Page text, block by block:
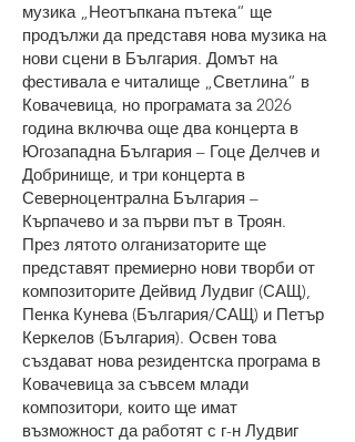
музика „Неотъпкана пътека“ ще
продължи да представя нова музика на
нови сцени в България. Домът на
фестивала е читалище „Светлина“ в
Ковачевица, но програмата за 2026
година включва още два концерта в
Югозападна България – Гоце Делчев и
Добринище, и три концерта в
Северноцентрална България –
Кърпачево и за първи път в Троян.
През лятото олганизаторите ще
представят премиерно нови творби от
композиторите Дейвид Лудвиг (САЩ),
Пенка Кунева (България/САЩ) и Петър
Керкелов (България). Освен това
създават нова резидентска програма в
Ковачевица за съвсем млади
композитори, които ще имат
възможност да работят с г-н Лудвиг